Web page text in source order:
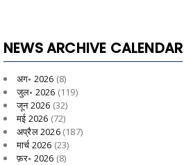
NEWS ARCHIVE CALENDAR
अग॰ 2026 (8)
जुल॰ 2026 (119)
जून 2026 (32)
मई 2026 (72)
अप्रैल 2026(187)
मार्च 2026 (23)
फ़र॰ 2026 (8)